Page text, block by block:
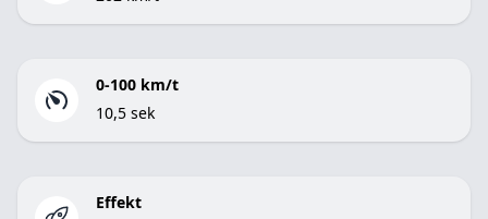
0-100 km/t
10,5 sek
Effekt